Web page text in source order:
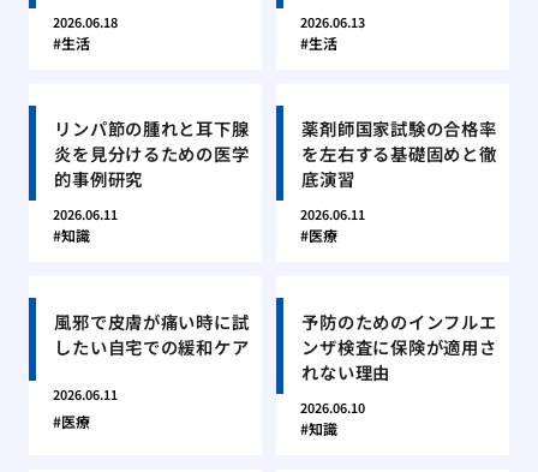
2026.06.18
生活
2026.06.13
生活
リンパ節の腫れと耳下腺
炎を見分けるための医学
的事例研究
2026.06.11
知識
薬剤師国家試験の合格率
を左右する基礎固めと徹
底演習
2026.06.11
医療
風邪で皮膚が痛い時に試
したい自宅での緩和ケア
2026.06.11
医療
予防のためのインフルエ
ンザ検査に保険が適用さ
れない理由
2026.06.10
知識